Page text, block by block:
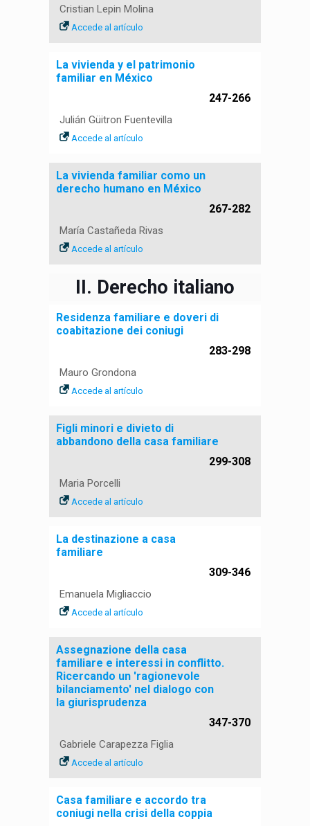
Cristian Lepin Molina
Accede al artículo
La vivienda y el patrimonio
familiar en México
247-266
Julián Güitron Fuentevilla
Accede al artículo
La vivienda familiar como un
derecho humano en México
267-282
María Castañeda Rivas
Accede al artículo
II. Derecho italiano
Residenza familiare e doveri di
coabitazione dei coniugi
283-298
Mauro Grondona
Accede al artículo
Figli minori e divieto di
abbandono della casa familiare
299-308
Maria Porcelli
Accede al artículo
La destinazione a casa
familiare
309-346
Emanuela Migliaccio
Accede al artículo
Assegnazione della casa
familiare e interessi in conflitto.
Ricercando un 'ragionevole
bilanciamento' nel dialogo con
la giurisprudenza
347-370
Gabriele Carapezza Figlia
Accede al artículo
Casa familiare e accordo tra
coniugi nella crisi della coppia